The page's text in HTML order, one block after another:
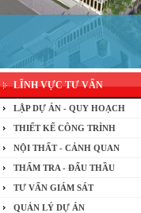
LĨNH VỰC TƯ VẤN
LẬP DỰ ÁN - QUY HOẠCH
THIẾT KẾ CÔNG TRÌNH
NỘI THẤT - CẢNH QUAN
THẨM TRA - ĐẤU THẦU
TƯ VẤN GIÁM SÁT
QUẢN LÝ DỰ ÁN